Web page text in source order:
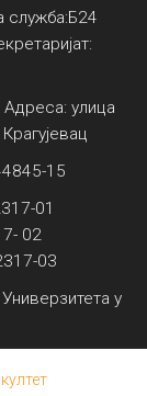
служба:Б24
Адреса: улица
15
01
02
03
у